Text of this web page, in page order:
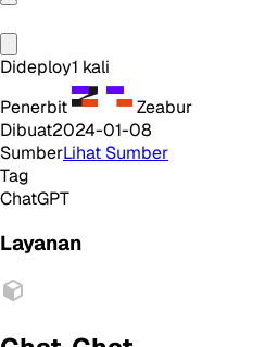
Dideploy1 kali
Penerbit
Zeabur
Dibuat2024-01-08
SumberLihat Sumber
Tag
ChatGPT
Layanan